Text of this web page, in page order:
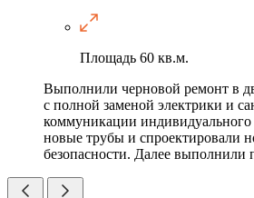
Площадь 60 кв.м.
Выполнили черновой ремонт в
с полной заменой электрики и
коммуникации индивидуального
новые трубы и спроектировали
безопасности. Далее выполнили